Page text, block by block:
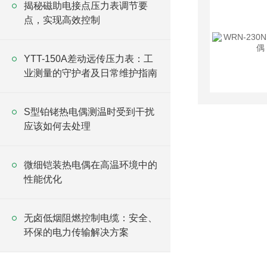
揭秘磁助电接点压力表调节要
点，实现高效控制
YTT-150A差动远传压力表：工
业测量的守护者及日常维护指南
S型铂铑热电偶测温时受到干扰
应该如何去处理
微细铠装热电偶在高温环境中的
性能优化
无卤低烟阻燃控制电缆：安全、
环保的电力传输解决方案